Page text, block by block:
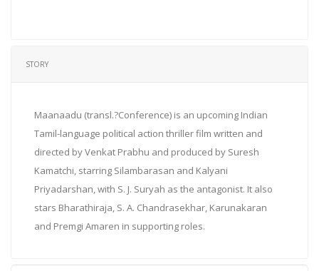
STORY
Maanaadu (transl.?Conference) is an upcoming Indian
Tamil-language political action thriller film written and
directed by Venkat Prabhu and produced by Suresh
Kamatchi, starring Silambarasan and Kalyani
Priyadarshan, with S. J. Suryah as the antagonist. It also
stars Bharathiraja, S. A. Chandrasekhar, Karunakaran
and Premgi Amaren in supporting roles.